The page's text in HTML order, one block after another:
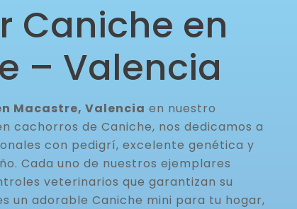
Caniche en
– Valencia
Macastre, Valencia en nuestro
cachorros de Caniche, nos dedicamos a
con pedigrí, excelente genética y
Cada uno de nuestros ejemplares
veterinarios que garantizan su
un adorable Caniche mini para tu hogar,